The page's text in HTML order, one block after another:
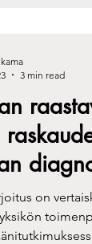
on
3 min read